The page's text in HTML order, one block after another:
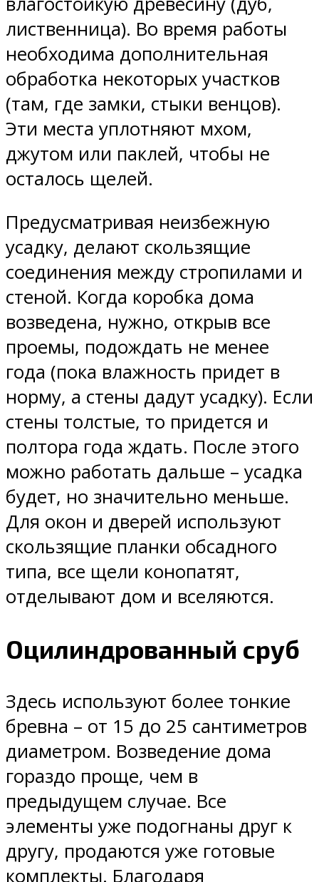
лиственница). Во время работы
необходима дополнительная
обработка некоторых участков
(там, где замки, стыки венцов).
Эти места уплотняют мхом,
джутом или паклей, чтобы не
осталось щелей.
Предусматривая неизбежную
усадку, делают скользящие
соединения между стропилами и
стеной. Когда коробка дома
возведена, нужно, открыв все
проемы, подождать не менее
года (пока влажность придет в
норму, а стены дадут усадку). Если
стены толстые, то придется и
полтора года ждать. После этого
можно работать дальше – усадка
будет, но значительно меньше.
Для окон и дверей используют
скользящие планки обсадного
типа, все щели конопатят,
отделывают дом и вселяются.
Оцилиндрованный сруб
Здесь используют более тонкие
бревна – от 15 до 25 сантиметров
диаметром. Возведение дома
гораздо проще, чем в
предыдущем случае. Все
элементы уже подогнаны друг к
другу, продаются уже готовые
комплекты. Благодаря